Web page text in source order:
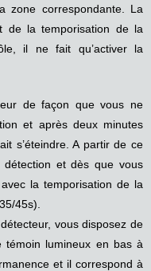
zone correspondante. La
de la temporisation de la
il ne fait qu’activer la
de façon que vous ne
et après deux minutes
s’éteindre. A partir de ce
et dès que vous
la temporisation de la
45s).
vous disposez de
témoin lumineux en bas à
et il correspond à